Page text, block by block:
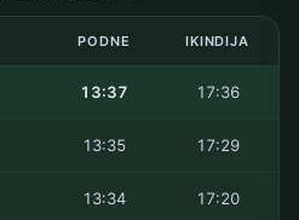
PODNE IKINDIJA
13:37 17:36
13:35 17:29
13:34 17:20